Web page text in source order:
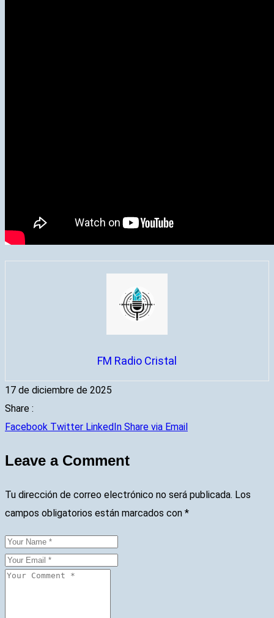
FM Radio Cristal
17 de diciembre de 2025
Share :
Facebook Twitter LinkedIn Share via Email
Leave a Comment
Tu dirección de correo electrónico no será publicada. Los
campos obligatorios están marcados con *